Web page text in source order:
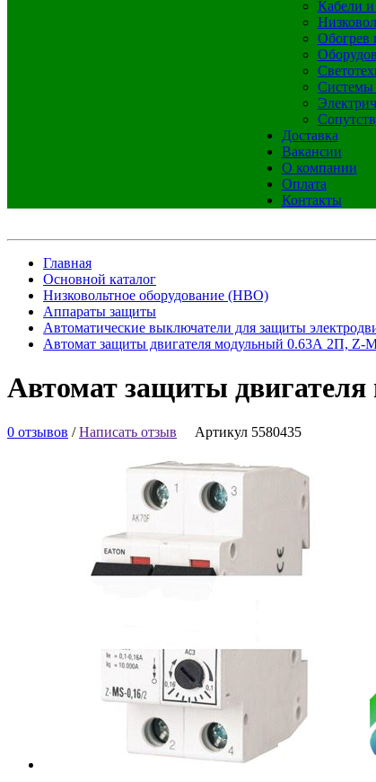
Кабели и
Обогрев
Системы
Доставка
Вакансии
О компании
Оплата
Контакты
Главная
Основной каталог
Низковольтное оборудование (НВО)
Аппараты защиты
Автоматические выключатели для защиты
Автомат защиты двигателя модульный 0.63А 2П, Z-
Автомат защиты
0 отзывов /Написать отзыв Артикул 5580435